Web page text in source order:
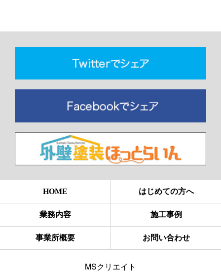
HOME はじめての方へ
業務内容 施工事例
事業所概要 お問い合わせ
MSクリエイト